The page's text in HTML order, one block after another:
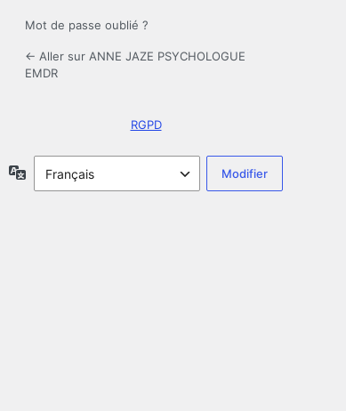
Mot de passe oublié ?
← Aller sur ANNE JAZE PSYCHOLOGUE
EMDR
RGPD
Langue